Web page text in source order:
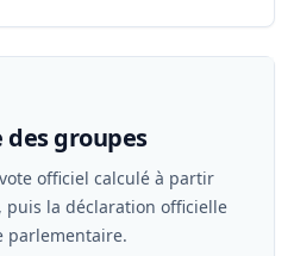
groupes
officiel calculé à partir
la déclaration officielle
parlementaire.